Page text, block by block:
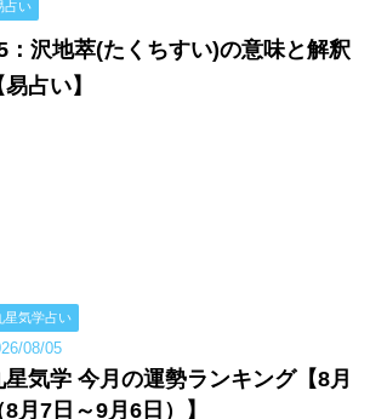
占い
：沢地萃(たくちすい)の意味と解釈
易占い】
星気学占い
08/05
星気学 今月の運勢ランキング【8月
8月7日～9月6日）】